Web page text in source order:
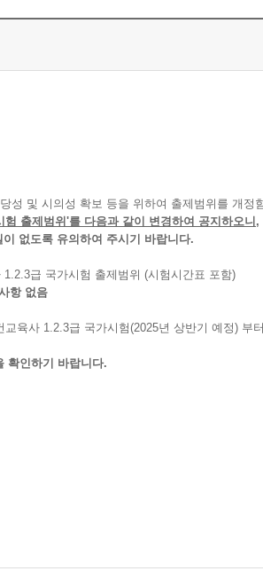
성 및 시의성 확보 등을 위하여 출제범위를 개정
출제범위'를 다음과 같이 변경하여 공지하오니,
없도록 유의하여 주시기 바랍니다.
급 국가시험 출제범위 (시험시간표 포함)
항 없음
교육사 1.2.3급 국가시험(2025년 상반기 예정) 부
확인하기 바랍니다.